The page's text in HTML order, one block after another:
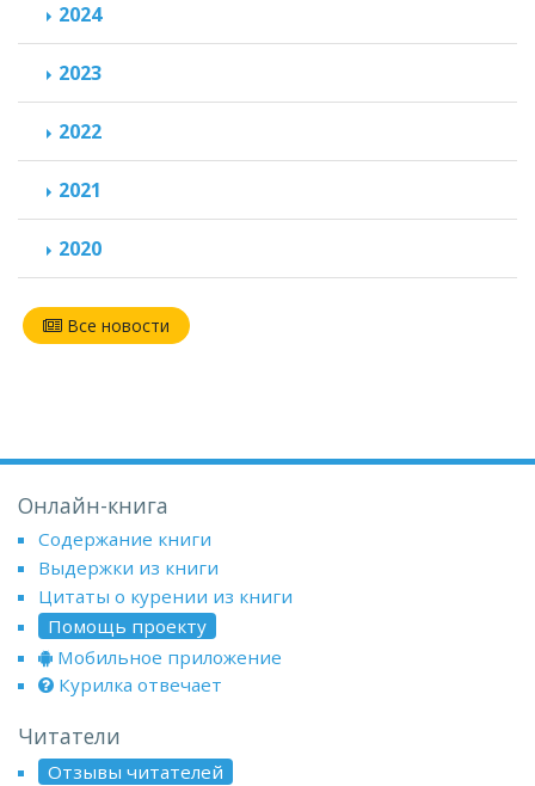
2024
2023
2022
2021
2020
Все новости
Онлайн-книга
Содержание книги
Выдержки из книги
Цитаты о курении из книги
Помощь проекту
Мобильное приложение
Курилка отвечает
Читатели
Отзывы читателей